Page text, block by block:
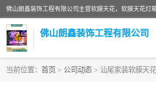
佛山朗鑫装饰工程有限公司
当前位置： 首页 > 公司动态 > 汕尾家装软膜天